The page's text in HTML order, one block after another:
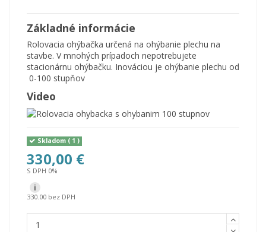
Základné informácie
Rolovacia ohýbačka určená na ohýbanie plechu na
stavbe. V mnohých prípadoch nepotrebujete
stacionárnu ohýbačku. Inováciou je ohýbanie plechu od
0-100 stupňov
Video
Skladom ( 1 )
330,00 €
S DPH 0%
i
330.00 bez DPH